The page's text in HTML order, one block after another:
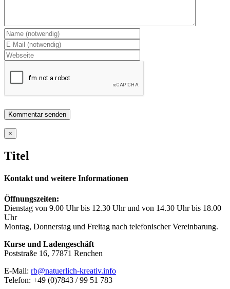
Close
product
view
×
Titel
Kontakt und weitere Informationen
Öffnungszeiten:
Dienstag von 9.00 Uhr bis 12.30 Uhr und von 14.30 Uhr bis 18.00
Uhr
Montag, Donnerstag und Freitag nach telefonischer Vereinbarung.
Kurse und Ladengeschäft
Poststraße 16, 77871 Renchen
E-Mail: rb@natuerlich-kreativ.info
Telefon: +49 (0)7843 / 99 51 783